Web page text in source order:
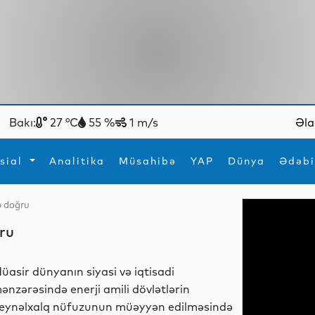
Bakı: 27 °C 55 % 1 m/s
Analitika Müsahibə YAP Dünya
İdman
doğru
dünyanın siyasi və iqtisadi
enerji amili dövlətlərin
nüfuzunun müəyyən edilməsində